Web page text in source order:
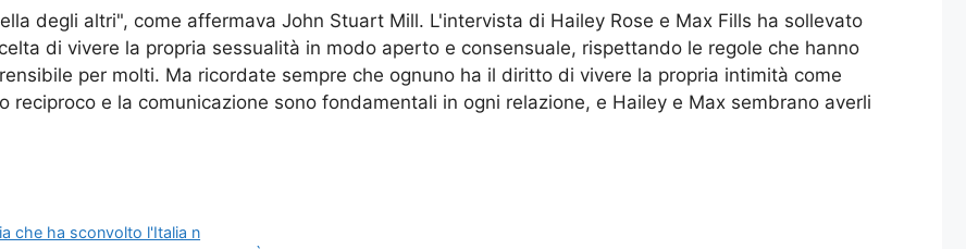
degli altri", come affermava John Stuart Mill. L'intervista di Hailey Rose e Max Fills ha sollevato
di vivere la propria sessualità in modo aperto e consensuale, rispettando le regole che hanno
per molti. Ma ricordate sempre che ognuno ha il diritto di vivere la propria intimità come
e la comunicazione sono fondamentali in ogni relazione, e Hailey e Max sembrano averli
che ha sconvolto l'Italia n